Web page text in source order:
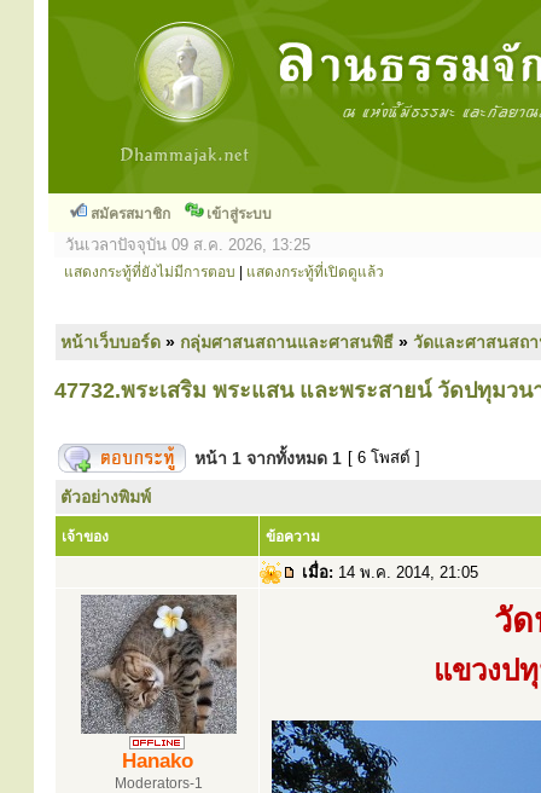
สมัครสมาชิก เข้าสู่ระบบ
วันเวลาปัจจุบัน 09 ส.ค. 2026, 13:25
แสดงกระทู้ที่ยังไม่มีการตอบ แสดงกระทู้ที่เปิดดูแล้ว
หน้าเว็บบอร์ด » กลุ่มศาสนสถานและศาสนพิธี » วัดและศาสนสถ
47732.พระเสริม พระแสน และพระสายน์ วัดปทุมวน
หน้า 1 จากทั้งหมด 1 [ 6 โพสต์ ]
ตัวอย่างพิมพ์
เจ้าของ ข้อความ
เมื่อ: 14 พ.ค. 2014, 21:05
Hanako
Moderators-1
วั
แขวงป